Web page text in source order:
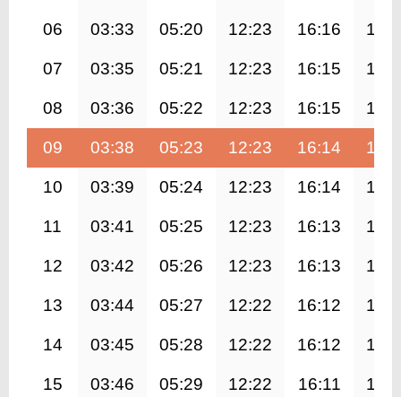
06 03:33 05:20 12:23 16:16
07 03:35 05:21 12:23 16:15
08 03:36 05:22 12:23 16:15
09 03:38 05:23 12:23 16:14
10 03:39 05:24 12:23 16:14
11 03:41 05:25 12:23 16:13
12 03:42 05:26 12:23 16:13
13 03:44 05:27 12:22 16:12
14 03:45 05:28 12:22 16:12
15 03:46 05:29 12:22 16:11